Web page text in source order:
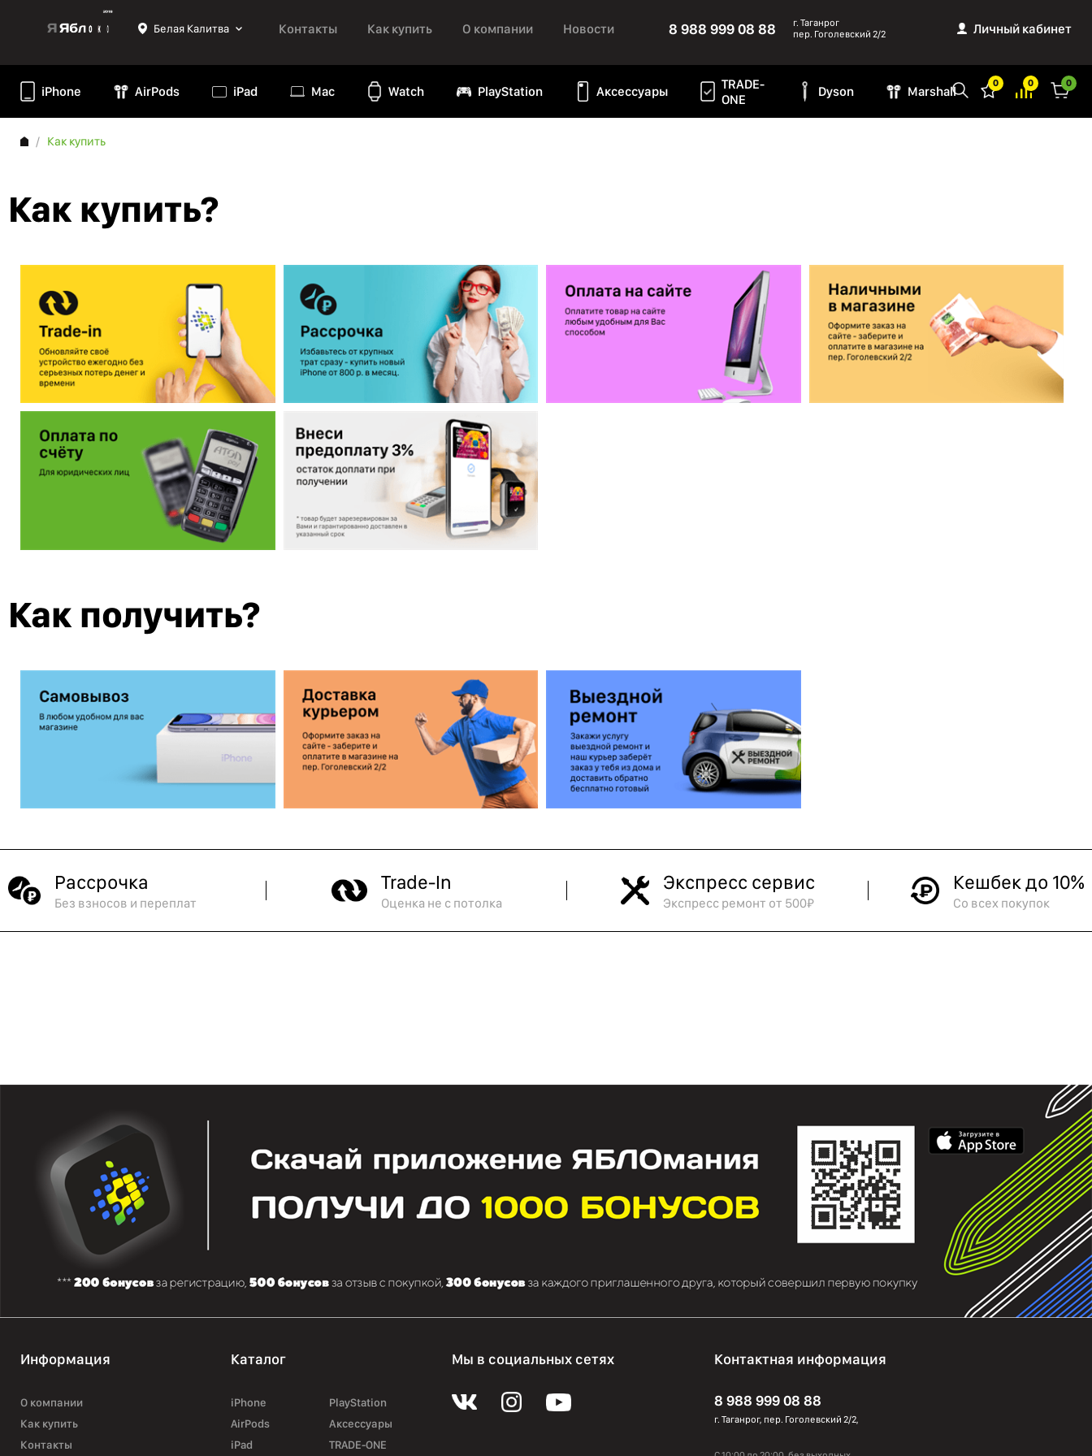
Белая Калитва Контакты Как купить О компании Новости 8 988 999 08 88
г. Таганрог
пер. Гоголевский 2/2
Личный кабинет
iPhone AirPods iPad Mac Watch PlayStation Аксессуары
TRADE-
ONE
Dyson Marshall
0 0 0
Как купить
Как купить?
Как получить?
Рассрочка
Без взносов и переплат
Trade-In
Оценка не с потолка
Экспресс сервис
Экспресс ремонт от 500₽
Кешбек до 10%
Со всех покупок
Информация
О компании
Как купить
Контакты
Каталог
iPhone
AirPods
iPad
PlayStation
Аксессуары
TRADE-ONE
Мы в социальных сетях Контактная информация
8 988 999 08 88
г. Таганрог, пер. Гоголевский 2/2,